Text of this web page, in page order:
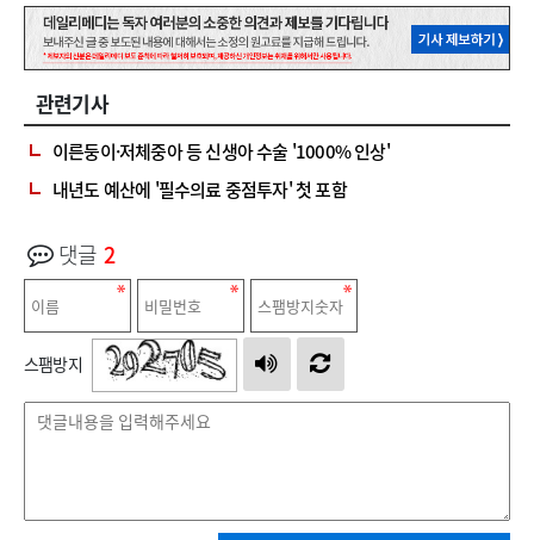
관련기사
이른둥이·저체중아 등 신생아 수술 '1000% 인상'
내년도 예산에 '필수의료 중점투자' 첫 포함
댓글 2
스팸방지